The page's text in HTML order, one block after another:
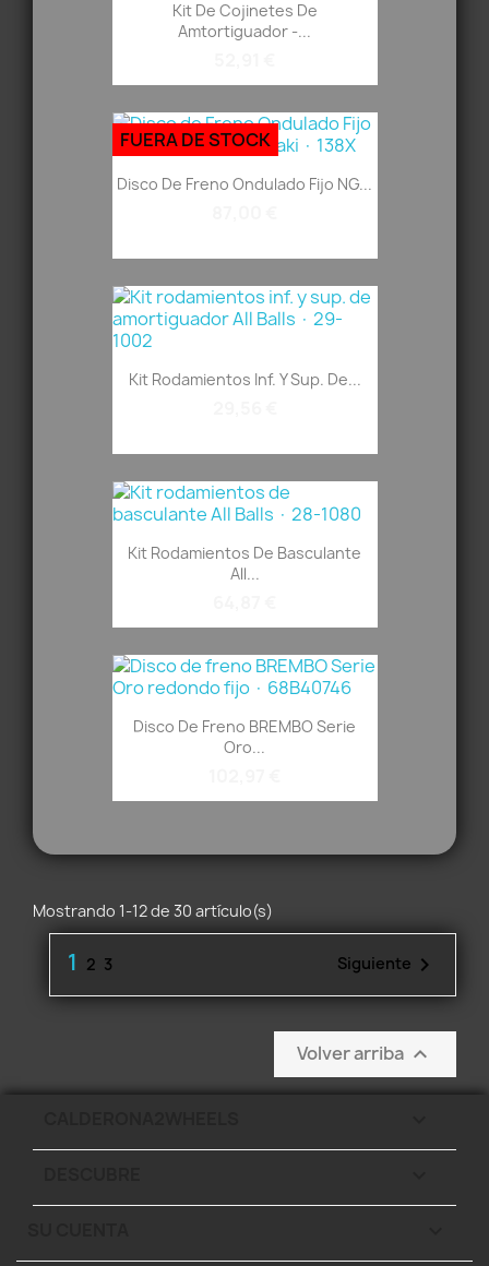
Kit De Cojinetes De
Amtortiguador -...
Disco De Freno Ondulado Fijo NG...
FUERA DE STOCK
Kit Rodamientos Inf. Y Sup. De...
Kit Rodamientos De Basculante
All...
Disco De Freno BREMBO Serie
Oro...
Mostrando 1-12 de 30 artículo(s)
1 2 3 Siguiente 
Volver arriba 